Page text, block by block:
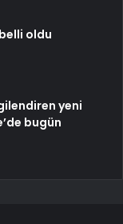
belli oldu
yeni
bugün